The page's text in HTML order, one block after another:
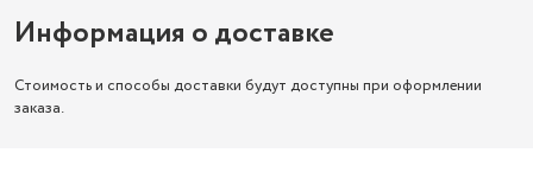
Информация о доставке
Стоимость и способы доставки будут доступны при оформлении
заказа.